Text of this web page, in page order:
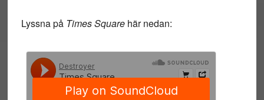
Lyssna på Times Squarehär nedan: